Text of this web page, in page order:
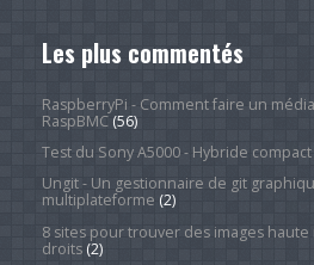
Les plus commentés
RaspberryPi - Comment faire un
RaspBMC(56)
Test du Sony A5000 - Hybride
Ungit - Un gestionnaire de git
multiplateforme (2)
8 sites pour trouver des images
droits(2)